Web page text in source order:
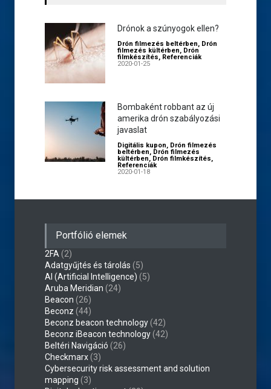
Drónok a szúnyogok ellen?
Drón filmezés beltérben, Drón
filmezés kültérben, Drón
filmkészítés, Referenciák
2020-01-25
Bombaként robbant az új
amerika drón szabályozási
javaslat
Digitális kupon, Drón filmezés
beltérben, Drón filmezés
kültérben, Drón filmkészítés,
Referenciák
2020-01-18
Portfólió elemek
2FA (2)
Adatgyűjtés és tárolás (5)
AI (Artificial Intelligence) (5)
Aruba Meridian (24)
Beacon (26)
Beconz (44)
Beconz beacon technology(42)
Beconz iBeacon technology(42)
Beltéri Navigáció (26)
Checkmarx(3)
Cybersecurity risk assessment and solution
mapping (3)